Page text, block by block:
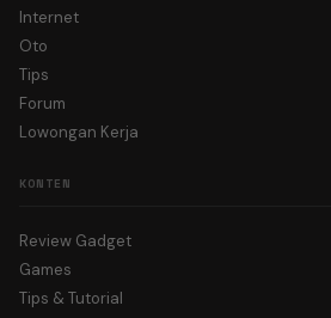
Internet
Oto
Tips
Forum
Lowongan Kerja
KONTEN
Review Gadget
Games
Tips & Tutorial